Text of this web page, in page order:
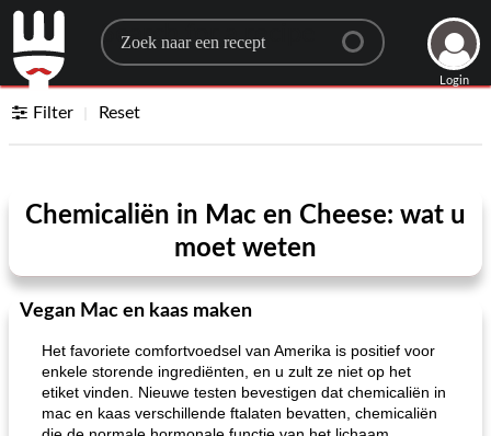
Search for a recipe
Login
Filter Reset
Chemicaliën in Mac en Cheese: wat u
moet weten
Vegan Mac en kaas maken
Het favoriete comfortvoedsel van Amerika is positief voor
enkele storende ingrediënten, en u zult ze niet op het
etiket vinden. Nieuwe testen bevestigen dat chemicaliën in
mac en kaas verschillende ftalaten bevatten, chemicaliën